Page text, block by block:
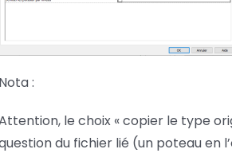
Nota :
le choix « copier le type
du fichier lié (un poteau en